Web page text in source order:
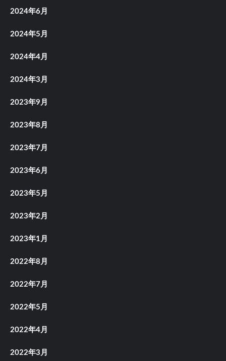
2024年6月
2024年5月
2024年4月
2024年3月
2023年9月
2023年8月
2023年7月
2023年6月
2023年5月
2023年2月
2023年1月
2022年8月
2022年7月
2022年5月
2022年4月
2022年3月